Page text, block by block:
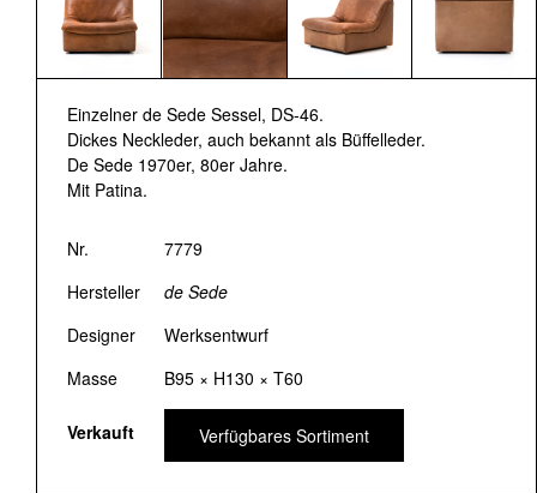
Einzelner de Sede Sessel, DS-46.
Dickes Neckleder, auch bekannt als Büffelleder.
De Sede 1970er, 80er Jahre.
Mit Patina.
Nr.
7779
Hersteller
de Sede
Designer
Werksentwurf
Masse
B95 × H130 × T60
Verkauft Verfügbares Sortiment